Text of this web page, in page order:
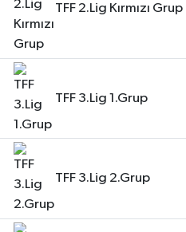
TFF 2.Lig Kırmızı Grup
TFF 3.Lig 1.Grup
TFF 3.Lig 2.Grup